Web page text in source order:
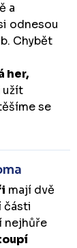
a
odnesou
Chybět
her,
užít
se
mají dvě
části
nejhůře